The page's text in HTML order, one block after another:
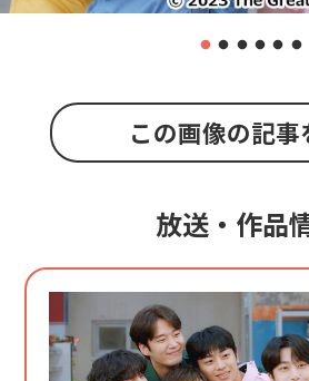
この画像の記事
放送・作品